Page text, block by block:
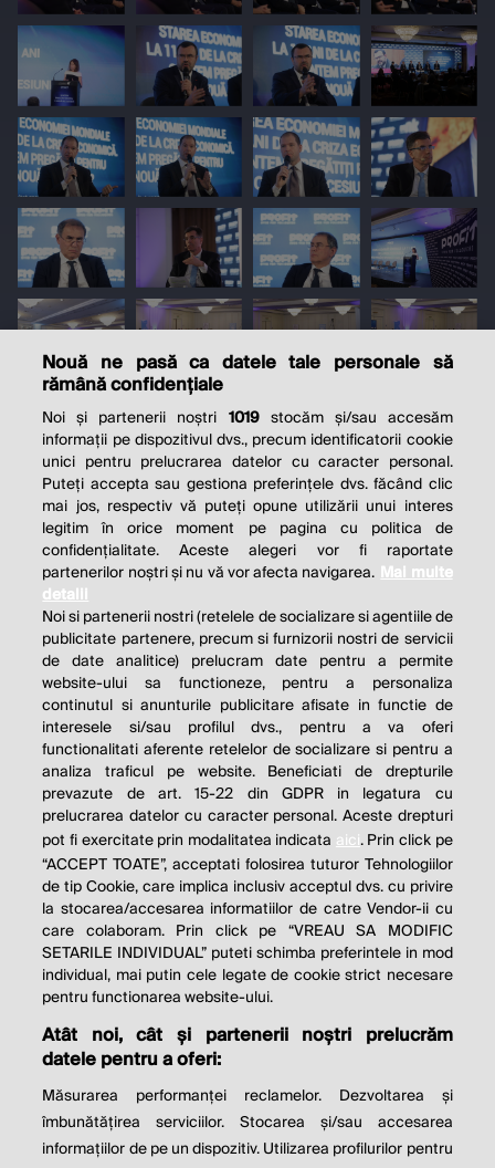
THE SOCIAL RESPONSIBILITY OF
BUSINESS IS TO INCREASE ITS
PROFITS.
Milton Friedman
© 2026 Profit.ro. Toate drepturile rezervate.
Dezvoltat de1616.ro
Contact Publicitate
Politica de cookie Politica de
confidențialitate
Setări cookies
Nouă ne pasă ca datele tale personale să
rămână confidențiale
Noi și partenerii noștri 1019stocăm și/sau accesăm
informații pe dispozitivul dvs., precum identificatorii cookie
unici pentru prelucrarea datelor cu caracter personal.
Puteți accepta sau gestiona preferințele dvs. făcând clic
mai jos, respectiv vă puteți opune utilizării unui interes
legitim în orice moment pe pagina cu politica de
confidențialitate. Aceste alegeri vor fi raportate
partenerilor noștri și nu vă vor afecta navigarea. Mai multe
detalii
Noi si partenerii nostri (retelele de socializare si agentiile de
publicitate partenere, precum si furnizorii nostri de servicii
de date analitice) prelucram date pentru a permite
website-ului sa functioneze, pentru a personaliza
continutul si anunturile publicitare afisate in functie de
interesele si/sau profilul dvs., pentru a va oferi
functionalitati aferente retelelor de socializare si pentru a
analiza traficul pe website. Beneficiati de drepturile
prevazute de art. 15-22 din GDPR in legatura cu
prelucrarea datelor cu caracter personal. Aceste drepturi
pot fi exercitate prin modalitatea indicata aici. Prin click pe
“ACCEPT TOATE”, acceptati folosirea tuturor Tehnologiilor
de tip Cookie, care implica inclusiv acceptul dvs. cu privire
la stocarea/accesarea informatiilor de catre Vendor-ii cu
care colaboram. Prin click pe “VREAU SA MODIFIC
SETARILE INDIVIDUAL” puteti schimba preferintele in mod
individual, mai putin cele legate de cookie strict necesare
pentru functionarea website-ului.
Atât noi, cât și partenerii noștri prelucrăm
datele pentru a oferi:
Măsurarea performanței reclamelor. Dezvoltarea și
îmbunătățirea serviciilor. Stocarea și/sau accesarea
informațiilor de pe un dispozitiv. Utilizarea profilurilor pentru